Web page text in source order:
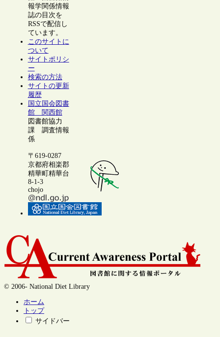
報学関係情報
誌の目次を
RSSで配信し
ています。
このサイトに
ついて
サイトポリシ
ー
検索の方法
サイトの更新
履歴
国立国会図書
館 関西館
図書館協力
課 調査情報
係
〒619-0287
京都府相楽郡
精華町精華台
8-1-3
chojo
© 2006- National Diet Library
ホーム
トップ
サイドバー